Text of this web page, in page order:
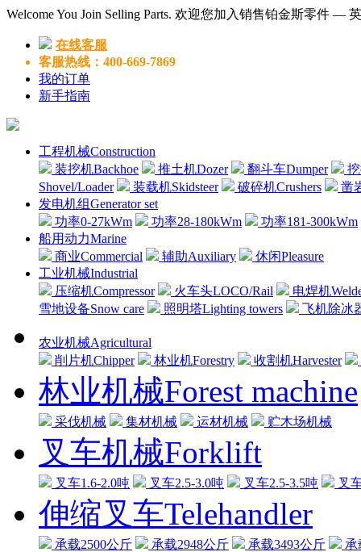
Welcome You Join Selling Parts. 欢迎您加入销售铂金斯零件 —
在线客服
客服热线：400-669-7869
我的订单
新手指南
工程机械Construction
装挖机Backhoe
推土机Dozer 翻斗车Dumper
Shovel/Loader
装载机Skidsteer 破碎机Crushers
凿
发电机组Generator set
功率0-27kWm
功率28-180kWm
功率181-300kWm
船用动力Marine
商业Commercial
辅助Auxiliary
休闲Pleasure
工业机械Industrial
压缩机Compressor
火车头LOCO/Rail
电焊机
雪地设备Snow care
照明塔Lighting towers 飞机除冰
农业机械Agricultural
削片机Chipper
林业机Forestry 收割机Harvester
林业机械Forest machine
采伐机械 集材机械 运材机械 贮木场机械
叉车机械Forklift
叉车1.6-2.0吨 叉车2.5-3.0吨 叉车2.5-3.5吨 叉
伸缩叉车Telehandler
承载2500公斤 承载2948公斤 承载3493公斤
承